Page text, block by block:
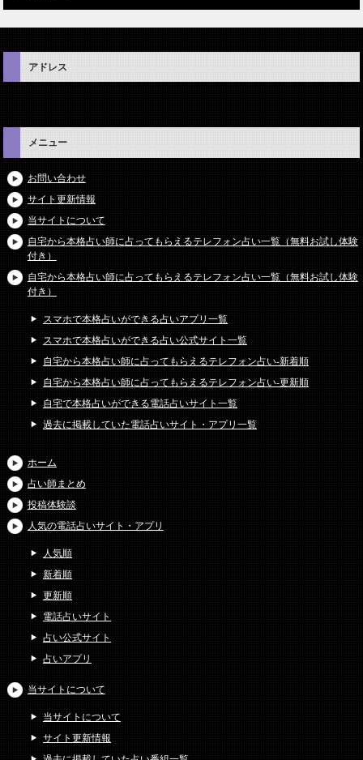
アドレス
メニュー
お問い合わせ
サイト更新情報
当サイトについて
自宅から本格占い師に占ってもらえるテレフォン占い一覧（無料お試し体験
付き）
自宅から本格占い師に占ってもらえるテレフォン占い一覧（無料お試し体験
付き）
スマホで本格占いができる占いアプリ一覧
スマホで本格占いができる占い公式サイト一覧
自宅から本格占い師に占ってもらえるテレフォン占い-新着順
自宅から本格占い師に占ってもらえるテレフォン占い-更新順
自宅で本格占いができる電話占いサイト一覧
過去に掲載していた電話占いサイト・アプリ一覧
ホーム
占い師まとめ
投稿体験談
人気の電話占いサイト・アプリ
人気順
新着順
更新順
電話占いサイト
占い公式サイト
占いアプリ
当サイトについて
当サイトについて
サイト更新情報